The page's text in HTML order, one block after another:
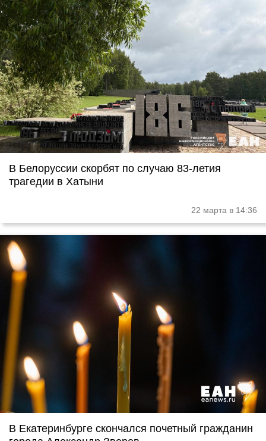
В Белоруссии скорбят по случаю 83-летия
трагедии в Хатыни
22 марта в 14:36
В Екатеринбурге скончался почетный гражданин